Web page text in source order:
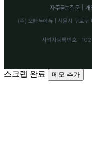
자주묻는질문
개
(주) 오빠두에듀 | 서울시 구로
사업자등록번호 :
스크랩 완료 메모 추가